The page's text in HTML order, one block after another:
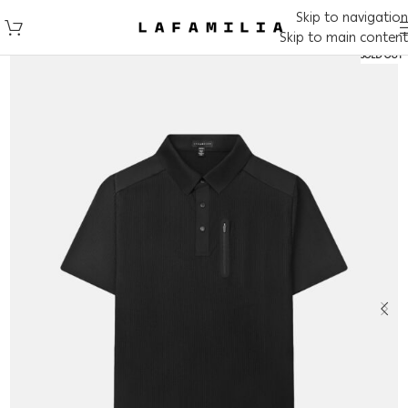
Skip to navigation
Skip to main content
SOLD OUT